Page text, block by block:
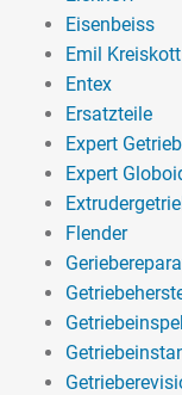
Eisenbeiss
Emil Kreiskott
Entex
Ersatzteile
Expert
Expert
Flender